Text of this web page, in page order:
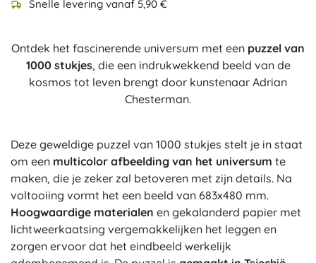
Snelle levering vanaf 5,90 €
Ontdek het fascinerende universum met een puzzel van
1000 stukjes, die een indrukwekkend beeld van de
kosmos tot leven brengt door kunstenaar Adrian
Chesterman.
Deze geweldige puzzel van 1000 stukjes stelt je in staat
om een multicolor afbeelding van het universum te
maken, die je zeker zal betoveren met zijn details. Na
voltooiing vormt het een beeld van 683x480 mm.
Hoogwaardige materialen en gekalanderd papier met
lichtweerkaatsing vergemakkelijken het leggen en
zorgen ervoor dat het eindbeeld werkelijk